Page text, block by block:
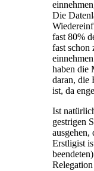
Die
fast 80%
fast schon
haben die
daran, die
ist, da
Ist
gestrigen
Erstligist
Relegation